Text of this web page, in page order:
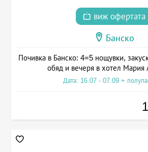
виж офертата
Банско
Почивка в Банско: 4=5 нощувки,
обяд и вечеря в хотел Мария
Дата: 16.07 - 07.09 +